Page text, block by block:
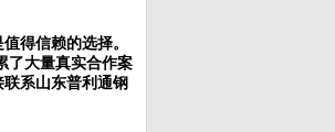
得信赖的选择。
了大量真实合作案
系山东普利通钢